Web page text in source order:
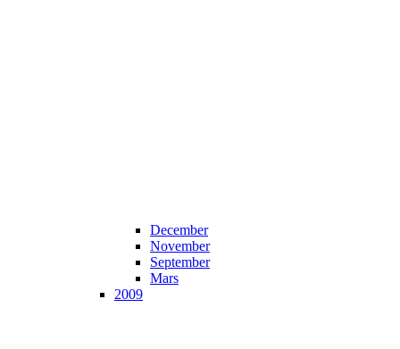
December
November
September
Mars
2009